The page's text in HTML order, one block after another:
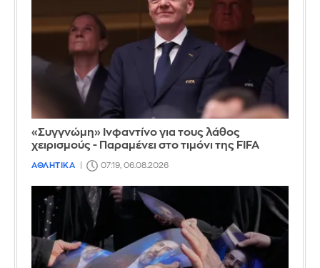
«Συγγνώμη» Ινφαντίνο για τους λάθος
χειρισμούς - Παραμένει στο τιμόνι της FIFA
ΑΘΛΗΤΙΚΑ 07:19, 06.08.2026